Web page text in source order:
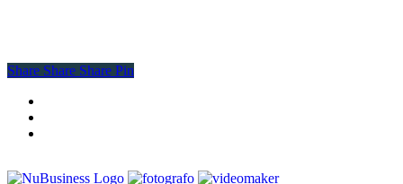
Share
Share Share Share Pin